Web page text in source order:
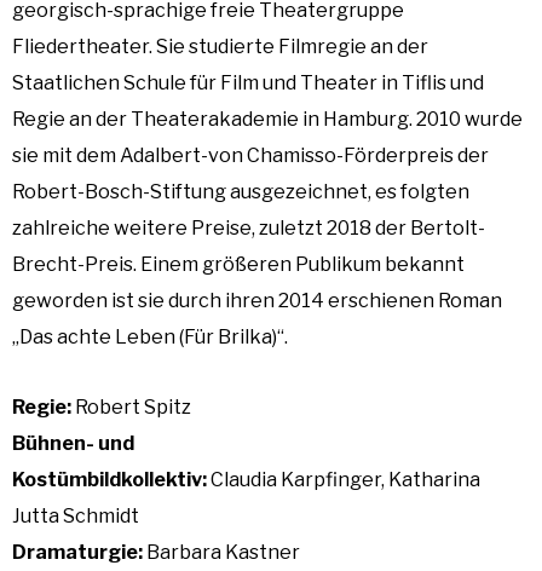
georgisch-sprachige freie Theatergruppe
Fliedertheater. Sie studierte Filmregie an der
Staatlichen Schule für Film und Theater in Tiflis und
Regie an der Theaterakademie in Hamburg. 2010 wurde
sie mit dem Adalbert-von Chamisso-Förderpreis der
Robert-Bosch-Stiftung ausgezeichnet, es folgten
zahlreiche weitere Preise, zuletzt 2018 der Bertolt-
Brecht-Preis. Einem größeren Publikum bekannt
geworden ist sie durch ihren 2014 erschienen Roman
„Das achte Leben (Für Brilka)“.
Regie: Robert Spitz
Bühnen- und
Kostümbildkollektiv:Claudia Karpfinger, Katharina
Jutta Schmidt
Dramaturgie: Barbara Kastner